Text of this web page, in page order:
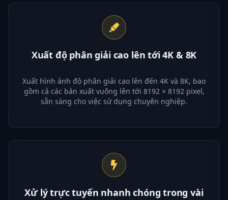
Xuất độ phân giải cao lên tới 4K & 8K
Xuất hình ảnh độ phân giải cao lên đến 4K và 8K, bao
gồm cả các bản xuất vuông lên tới 8192 × 8192 pixel,
sẵn sàng cho việc sử dụng chuyên nghiệp.
Xử lý trực tuyến nhanh chóng trong vài